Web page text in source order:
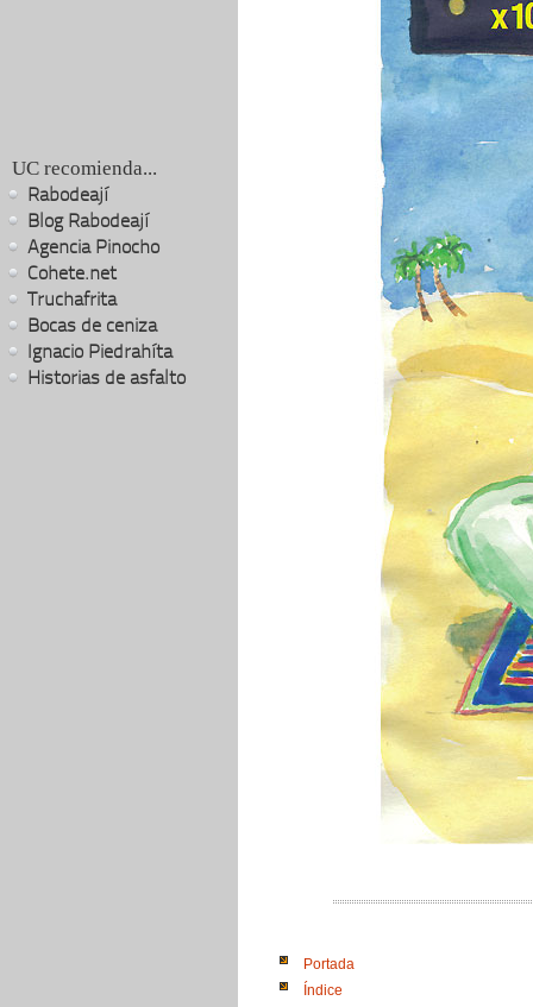
UC recomienda...
Rabodeají
Blog Rabodeají
Agencia Pinocho
Cohete.net
Truchafrita
Bocas de ceniza
Ignacio Piedrahíta
Historias de asfalto
Portada
Índice